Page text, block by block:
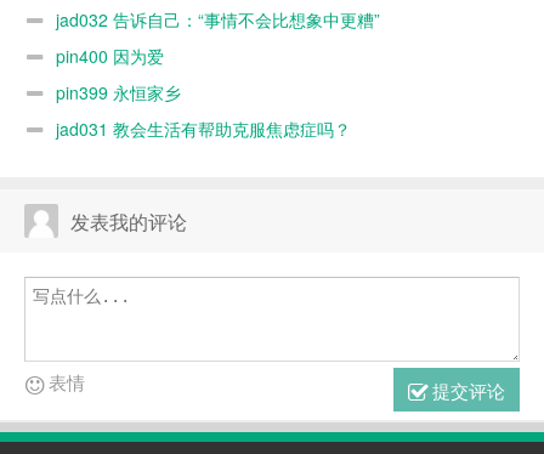
jad032 告诉自己：“事情不会比想象中更糟”
pin400 因为爱
pin399 永恒家乡
jad031 教会生活有帮助克服焦虑症吗？
发表我的评论
提交评论
表情